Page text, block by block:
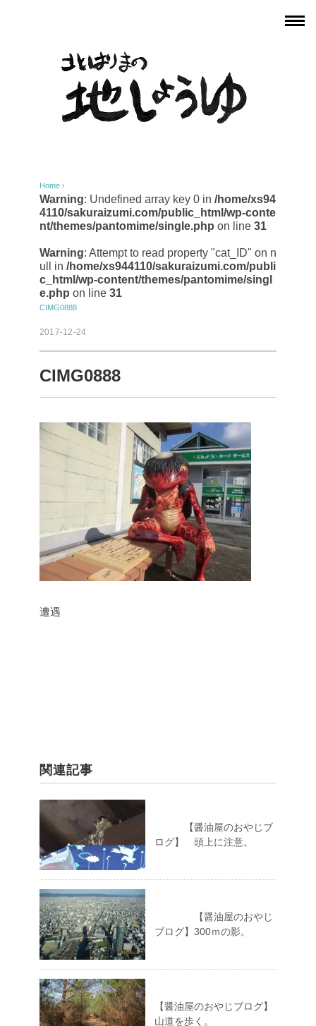
Home ›
Warning: Undefined array key 0 in /home/xs94
4110/sakuraizumi.com/public_html/wp-conte
nt/themes/pantomime/single.php on line 31
Warning: Attempt to read property "cat_ID" on n
ull in /home/xs944110/sakuraizumi.com/publi
c_html/wp-content/themes/pantomime/singl
e.php on line 31
CIMG0888
2017-12-24
CIMG0888
遭遇
関連記事
【醤油屋のおやじブ
ログ】 頭上に注意。
【醤油屋のおやじ
ブログ】300ｍの影。
【醤油屋のおやじブログ】
山道を歩く。